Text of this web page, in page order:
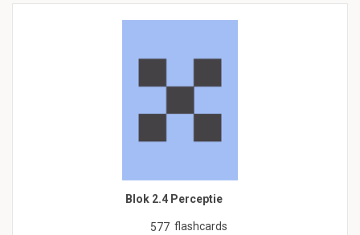
Blok 2.4 Perceptie
577 flashcards